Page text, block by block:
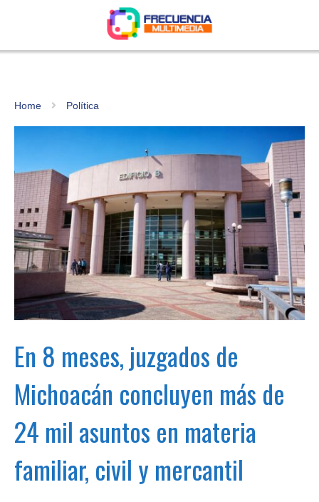
Home Política
En 8 meses, juzgados de
Michoacán concluyen más de
24 mil asuntos en materia
familiar, civil y mercantil